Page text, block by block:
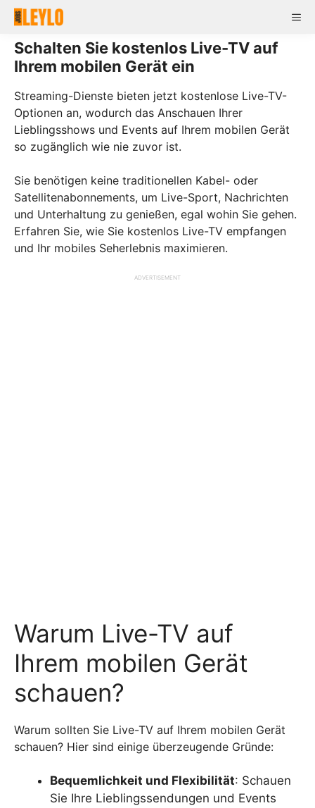
Skip
content
Schalten Sie kostenlos Live-TV auf
Ihrem mobilen Gerät ein
Streaming-Dienste bieten jetzt kostenlose Live-TV-
Optionen an, wodurch das Anschauen Ihrer
Lieblingsshows und Events auf Ihrem mobilen Gerät
so zugänglich wie nie zuvor ist.
Sie benötigen keine traditionellen Kabel- oder
Satellitenabonnements, um Live-Sport, Nachrichten
und Unterhaltung zu genießen, egal wohin Sie gehen.
Erfahren Sie, wie Sie kostenlos Live-TV empfangen
und Ihr mobiles Seherlebnis maximieren.
ADVERTISEMENT
Warum Live-TV auf
Ihrem mobilen Gerät
schauen?
Warum sollten Sie Live-TV auf Ihrem mobilen Gerät
schauen? Hier sind einige überzeugende Gründe:
Bequemlichkeit und Flexibilität: Schauen
Sie Ihre Lieblingssendungen und Events